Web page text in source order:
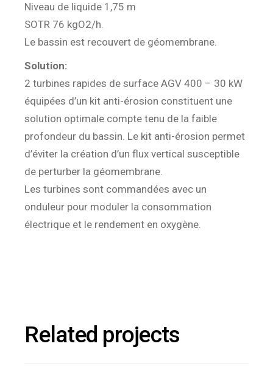
Niveau de liquide 1,75 m
SOTR 76 kgO2/h.
Le bassin est recouvert de géomembrane.
Solution:
2 turbines rapides de surface AGV 400 – 30 kW
équipées d’un kit anti-érosion constituent une
solution optimale compte tenu de la faible
profondeur du bassin. Le kit anti-érosion permet
d’éviter la création d’un flux vertical susceptible
de perturber la géomembrane.
Les turbines sont commandées avec un
onduleur pour moduler la consommation
électrique et le rendement en oxygène.
Related projects